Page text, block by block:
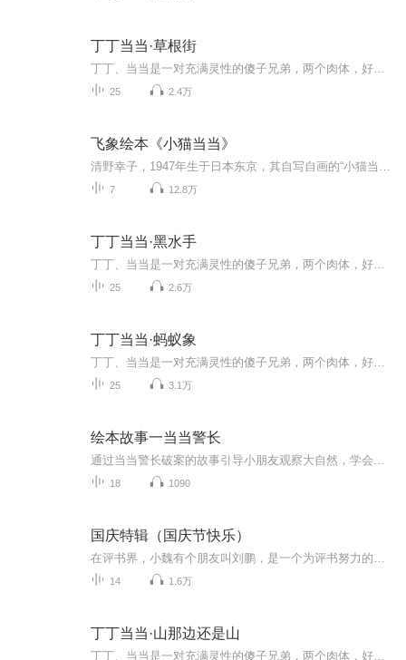
丁丁当当·草根街
25 2.4万
飞象绘本《小猫当当》
7 12.8万
丁丁当当·黑水手
25 2.6万
丁丁当当·蚂蚁象
25 3.1万
绘本故事一当当警长
18 1090
国庆特辑（国庆节快乐）
14 1.6万
丁丁当当·山那边还是山